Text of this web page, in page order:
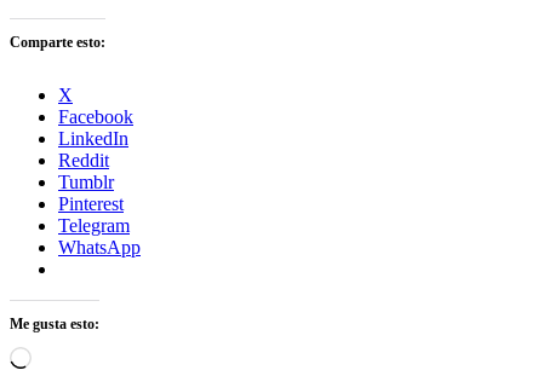
Comparte esto:
X
Facebook
LinkedIn
Reddit
Tumblr
Pinterest
Telegram
WhatsApp
Me gusta esto:
Cargando...